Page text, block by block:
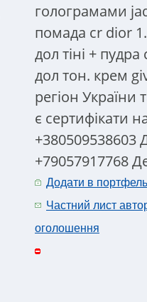
голограмами
помада cr dior
дол тіні +
дол тон. крем
регіон України
є сертифікати
+380509538603
+79057917768
Додати в портфель
Частний лист
оголошення